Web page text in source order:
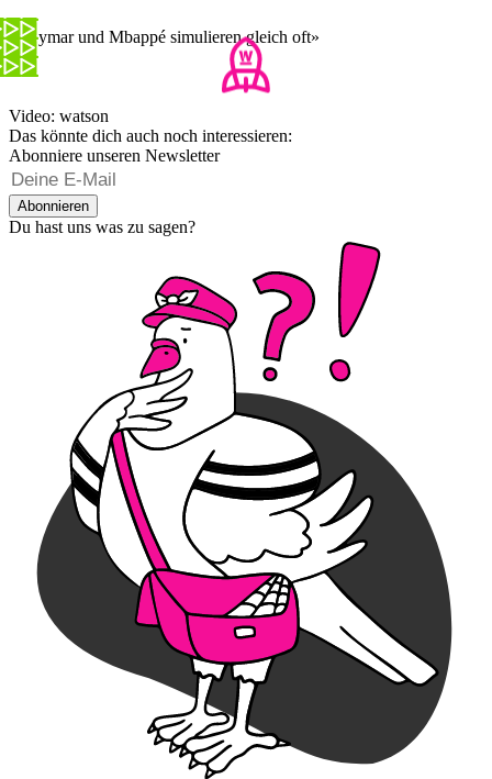
«Neymar und Mbappé simulieren gleich oft»
Video: watson
Das könnte dich auch noch interessieren:
Abonniere unseren Newsletter
Abonnieren
Du hast uns was zu sagen?